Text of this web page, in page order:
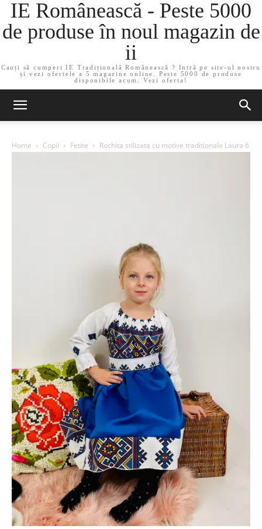
IE Românească - Peste 5000
de produse în noul magazin de
ii
Cauți să cumperi IE Tradițională Românească ? Intră pe site-ul nostru
și vezi ofertele a 5 magazine online. Peste 5000 de produse
disponibile acum. Vezi oferta!
Home Copii Fetite Rochita stilizata cu motive traditionale Laura 6